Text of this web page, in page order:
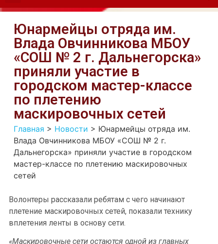
Юнармейцы отряда им.
Влада Овчинникова МБОУ
«СОШ № 2 г. Дальнегорска»
приняли участие в
городском мастер-классе
по плетению
маскировочных сетей
Главная > Новости > Юнармейцы отряда им.
Влада Овчинникова МБОУ «СОШ № 2 г.
Дальнегорска» приняли участие в городском
мастер-классе по плетению маскировочных
сетей
Волонтеры рассказали ребятам с чего начинают
плетение маскировочных сетей, показали технику
вплетения ленты в основу сети.
«Маскировочные сети остаются одной из главных